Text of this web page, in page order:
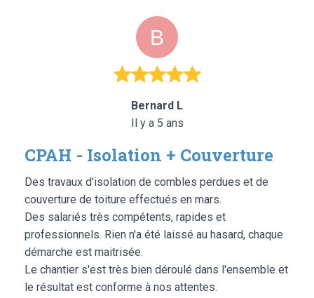
Bernard L
Il y a 5 ans
CPAH - Isolation + Couverture
Des travaux d'isolation de combles perdues et de
couverture de toiture effectués en mars.
Des salariés très compétents, rapides et
professionnels. Rien n'a été laissé au hasard, chaque
démarche est maitrisée.
Le chantier s'est très bien déroulé dans l'ensemble et
le résultat est conforme à nos attentes.